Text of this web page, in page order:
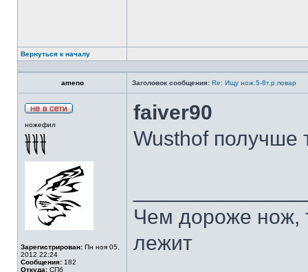
Вернуться к началу
ameno Заголовок сообщения: Re: Ищу нож.5-8т.р.повар
ножефил
Зарегистрирован: Пн ноя 05,
2012 22:24
Сообщения: 182
Откуда: СПб
faiver90
Wusthof получше
Чем дороже нож,
лежит